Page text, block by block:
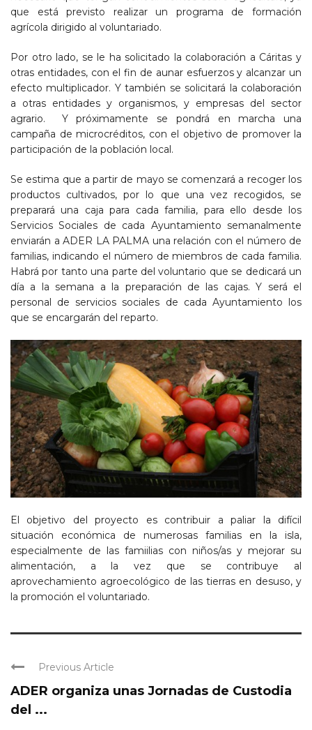
que está previsto realizar un programa de formación
agrícola dirigido al voluntariado.
Por otro lado, se le ha solicitado la colaboración a Cáritas y
otras entidades, con el fin de aunar esfuerzos y alcanzar un
efecto multiplicador. Y también se solicitará la colaboración
a otras entidades y organismos, y empresas del sector
agrario. Y próximamente se pondrá en marcha una
campaña de microcréditos, con el objetivo de promover la
participación de la población local.
Se estima que a partir de mayo se comenzará a recoger los
productos cultivados, por lo que una vez recogidos, se
preparará una caja para cada familia, para ello desde los
Servicios Sociales de cada Ayuntamiento semanalmente
enviarán a ADER LA PALMA una relación con el número de
familias, indicando el número de miembros de cada familia.
Habrá por tanto una parte del voluntario que se dedicará un
día a la semana a la preparación de las cajas. Y será el
personal de servicios sociales de cada Ayuntamiento los
que se encargarán del reparto.
El objetivo del proyecto es contribuir a paliar la difícil
situación económica de numerosas familias en la isla,
especialmente de las famiilias con niños/as y mejorar su
alimentación, a la vez que se contribuye al
aprovechamiento agroecológico de las tierras en desuso, y
la promoción el voluntariado.
Previous Article
ADER organiza unas Jornadas de Custodia
del ...